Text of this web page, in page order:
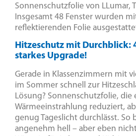
Sonnenschutzfolie von LLumar,
Insgesamt 48 Fenster wurden
reflektierenden Folie
Hitzeschutz mit Durchblick:
starkes Upgrade!
Gerade in Klassenzimmern mit
im Sommer schnell zur
Lösung? Sonnenschutzfolie, die
Wärmeeinstrahlung reduziert,
genug Tageslicht durchlässt. So
angenehm hell – aber eben